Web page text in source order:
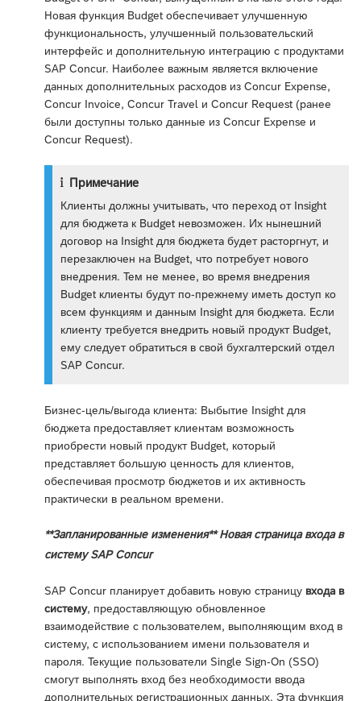
Новая функция Budget обеспечивает улучшенную
функциональность, улучшенный пользовательский
интерфейс и дополнительную интеграцию с продуктами
SAP Concur. Наиболее важным является включение
данных дополнительных расходов из Concur Expense,
Concur Invoice, Concur Travel и Concur Request (ранее
были доступны только данные из Concur Expense и
Concur Request).
Примечание
Клиенты должны учитывать, что переход от Insight
для бюджета к Budget невозможен. Их нынешний
договор на Insight для бюджета будет расторгнут, и
перезаключен на Budget, что потребует нового
внедрения. Тем не менее, во время внедрения
Budget клиенты будут по-прежнему иметь доступ ко
всем функциям и данным Insight для бюджета. Если
клиенту требуется внедрить новый продукт Budget,
ему следует обратиться в свой бухгалтерский отдел
SAP Concur.
Бизнес-цель/выгода клиента: Выбытие Insight для
бюджета предоставляет клиентам возможность
приобрести новый продукт Budget, который
представляет большую ценность для клиентов,
обеспечивая просмотр бюджетов и их активность
практически в реальном времени.
**Запланированные изменения** Новая страница входа в
систему SAP Concur
SAP Concur планирует добавить новую страницу входа в
систему, предоставляющую обновленное
взаимодействие с пользователем, выполняющим вход в
систему, с использованием имени пользователя и
пароля. Текущие пользователи Single Sign-On (SSO)
смогут выполнять вход без необходимости ввода
дополнительных регистрационных данных. Эта функция